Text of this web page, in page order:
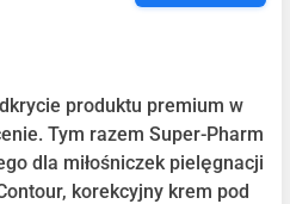
produktu premium w
Tym razem Super-Pharm
dla miłośniczek pielęgnacji
korekcyjny krem pod